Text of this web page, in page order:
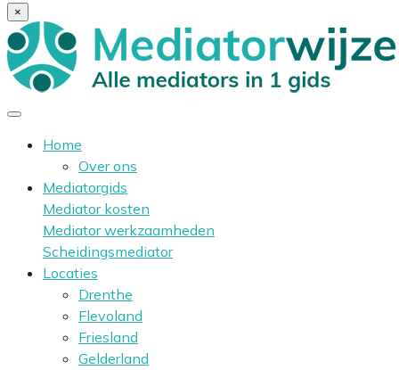
×
Home
Over ons
Mediatorgids
Mediator kosten
Mediator werkzaamheden
Scheidingsmediator
Locaties
Drenthe
Flevoland
Friesland
Gelderland